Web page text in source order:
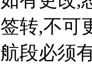
转,不可
段必须